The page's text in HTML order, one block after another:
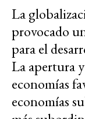
La
provocado
para el
La apertura
economías
economías